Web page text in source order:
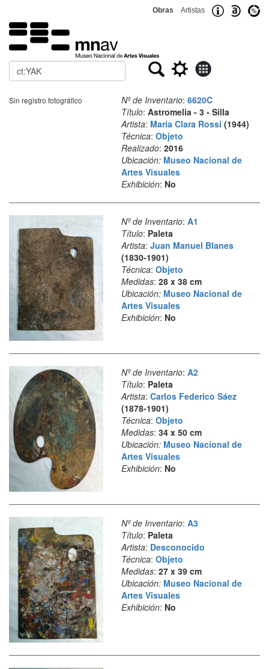
Obras Artistas
Buscar
Sin registro fotográfico Nº de Inventario: 6620C
Título: Astromelia - 3 - Silla
Artista: María Clara Rossi (1944)
Técnica: Objeto
Realizado: 2016
Ubicación: Museo Nacional de
Artes Visuales
Exhibición: No
Nº de Inventario: A1
Título: Paleta
Artista: Juan Manuel Blanes
(1830-1901)
Técnica: Objeto
Medidas: 28 x 38 cm
Ubicación: Museo Nacional de
Artes Visuales
Exhibición: No
Nº de Inventario: A2
Título: Paleta
Artista: Carlos Federico Sáez
(1878-1901)
Técnica: Objeto
Medidas: 34 x 50 cm
Ubicación: Museo Nacional de
Artes Visuales
Exhibición: No
Nº de Inventario: A3
Título: Paleta
Artista: Desconocido
Técnica: Objeto
Medidas: 27 x 39 cm
Ubicación: Museo Nacional de
Artes Visuales
Exhibición: No